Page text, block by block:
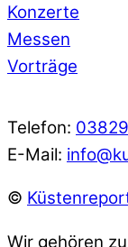
Konzerte
Messen
Vorträge
Telefon:
E-Mail:
©
Wir gehören